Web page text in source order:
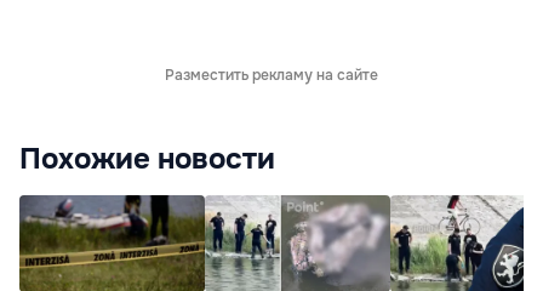
Разместить рекламу на сайте
Похожие новости